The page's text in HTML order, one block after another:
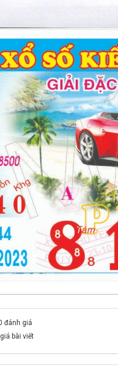
đánh giá
bài viết